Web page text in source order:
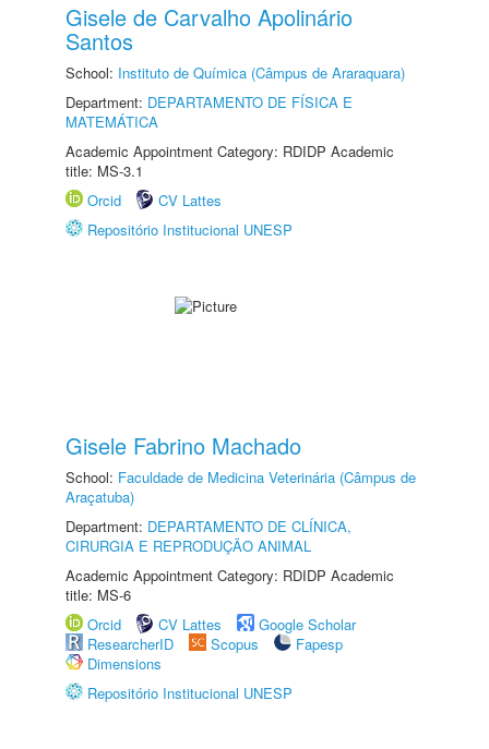
Gisele de Carvalho Apolinário
Santos
School: Instituto de Química (Câmpus de Araraquara)
Department: DEPARTAMENTO DE FÍSICA E
MATEMÁTICA
Academic Appointment Category: RDIDP Academic
title: MS-3.1
Orcid
CV Lattes
Repositório Institucional UNESP
Gisele Fabrino Machado
School: Faculdade de Medicina Veterinária (Câmpus de
Araçatuba)
Department: DEPARTAMENTO DE CLÍNICA,
CIRURGIA E REPRODUÇÃO ANIMAL
Academic Appointment Category: RDIDP Academic
title: MS-6
Orcid
CV Lattes
Google Scholar
ResearcherID
Scopus
Fapesp
Dimensions
Repositório Institucional UNESP